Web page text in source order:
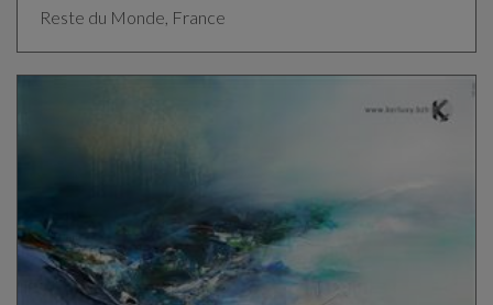
Reste du Monde, France